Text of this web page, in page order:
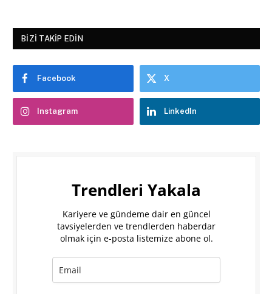
BIZI TAKIP EDIN
Facebook X
Instagram LinkedIn
Trendleri Yakala
Kariyere ve gündeme dair en güncel
tavsiyelerden ve trendlerden haberdar
olmak için e-posta listemize abone ol.